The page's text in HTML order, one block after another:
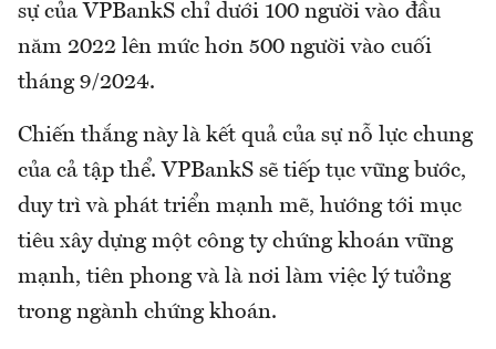
sự của VPBankS chỉ dưới 100 người vào đầu
năm 2022 lên mức hơn 500 người vào cuối
tháng 9/2024.
Chiến thắng này là kết quả của sự nỗ lực chung
của cả tập thể. VPBankS sẽ tiếp tục vững bước,
duy trì và phát triển mạnh mẽ, hướng tới mục
tiêu xây dựng một công ty chứng khoán vững
mạnh, tiên phong và là nơi làm việc lý tưởng
trong ngành chứng khoán.